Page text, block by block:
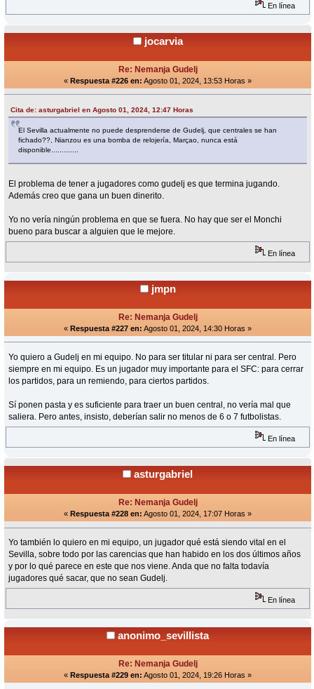
En línea
jocarvia
Re: Nemanja Gudelj
« Respuesta #226 en: Agosto 01, 2024, 13:53 Horas »
Cita de: asturgabriel en Agosto 01, 2024, 12:47 Horas
El Sevilla actualmente no puede desprenderse de Gudelj, que centrales se han
fichado??, Nianzou es una bomba de relojería, Marçao, nunca está
disponible.............
El problema de tener a jugadores como gudelj es que termina jugando.
Además creo que gana un buen dinerito.
Yo no vería ningún problema en que se fuera. No hay que ser el Monchi
bueno para buscar a alguien que le mejore.
En línea
jmpn
Re: Nemanja Gudelj
« Respuesta #227 en: Agosto 01, 2024, 14:30 Horas »
Yo quiero a Gudelj en mi equipo. No para ser titular ni para ser central. Pero
siempre en mi equipo. Es un jugador muy importante para el SFC: para cerrar
los partidos, para un remiendo, para ciertos partidos.
Sí ponen pasta y es suficiente para traer un buen central, no vería mal que
saliera. Pero antes, insisto, deberían salir no menos de 6 o 7 futbolistas.
En línea
asturgabriel
Re: Nemanja Gudelj
« Respuesta #228 en: Agosto 01, 2024, 17:07 Horas »
Yo también lo quiero en mi equipo, un jugador qué está siendo vital en el
Sevilla, sobre todo por las carencias que han habido en los dos últimos años
y por lo qué parece en este que nos viene. Anda que no falta todavía
jugadores qué sacar, que no sean Gudelj.
En línea
anonimo_sevillista
Re: Nemanja Gudelj
« Respuesta #229 en: Agosto 01, 2024, 19:26 Horas »